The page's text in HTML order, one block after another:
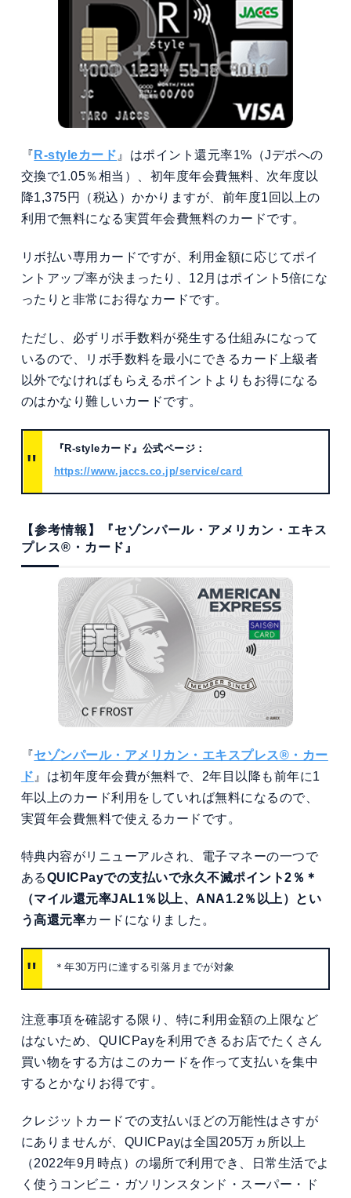
『 R-styleカード 』はポイント還元率1%（Jデポへの
交換で1.05％相当）、初年度年会費無料、次年度以
降1,375円（税込）かかりますが、前年度1回以上の
利用で無料になる実質年会費無料のカードです。
リボ払い専用カードですが、利用金額に応じてポイ
ントアップ率が決まったり、12月はポイント5倍にな
ったりと非常にお得なカードです。
ただし、必ずリボ手数料が発生する仕組みになって
いるので、リボ手数料を最小にできるカード上級者
以外でなければもらえるポイントよりもお得になる
のはかなり難しいカードです。
『R-styleカード』公式ページ：
https://www.jaccs.co.jp/service/card
【参考情報】『セゾンパール・アメリカン・エキス
プレス®・カード』
『セゾンパール・アメリカン・エキスプレス®・カー
ド 』は初年度年会費が無料で、2年目以降も前年に1
年以上のカード利用をしていれば無料になるので、
実質年会費無料で使えるカードです。
特典内容がリニューアルされ、電子マネーの一つで
あるQUICPayでの支払いで永久不滅ポイント2％＊
（マイル還元率JAL1％以上、ANA1.2％以上）とい
う高還元率カードになりました。
＊年30万円に達する引落月までが対象
注意事項を確認する限り、特に利用金額の上限など
はないため、QUICPayを利用できるお店でたくさん
買い物をする方はこのカードを作って支払いを集中
するとかなりお得です。
クレジットカードでの支払いほどの万能性はさすが
にありませんが、QUICPayは全国205万ヵ所以上
（2022年9月時点）の場所で利用でき、日常生活でよ
く使うコンビニ・ガソリンスタンド・スーパー・ド